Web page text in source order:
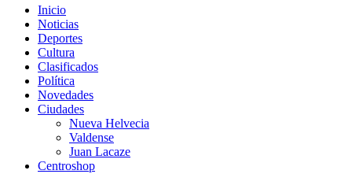
Inicio
Noticias
Deportes
Cultura
Clasificados
Política
Novedades
Ciudades
Nueva Helvecia
Valdense
Juan Lacaze
Centroshop